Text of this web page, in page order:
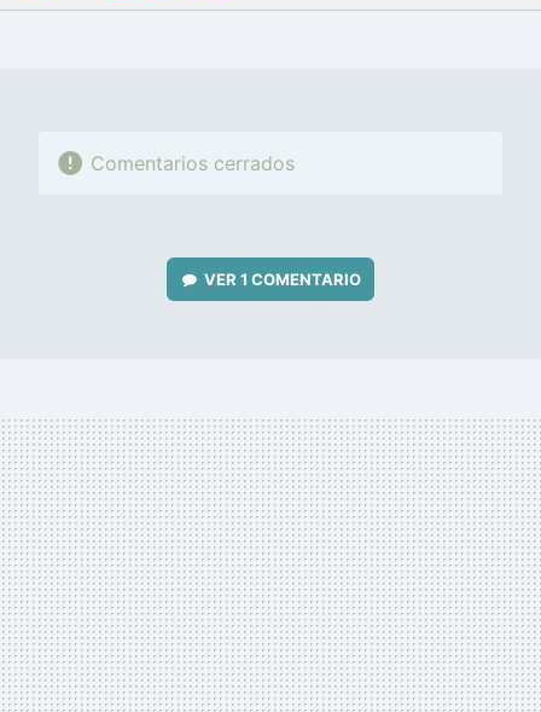
FACEBOOK
TWITTERFLIPBOARD
E-
WHATSAPP
Comentarios cerrados
VER 1 COMENTARIO